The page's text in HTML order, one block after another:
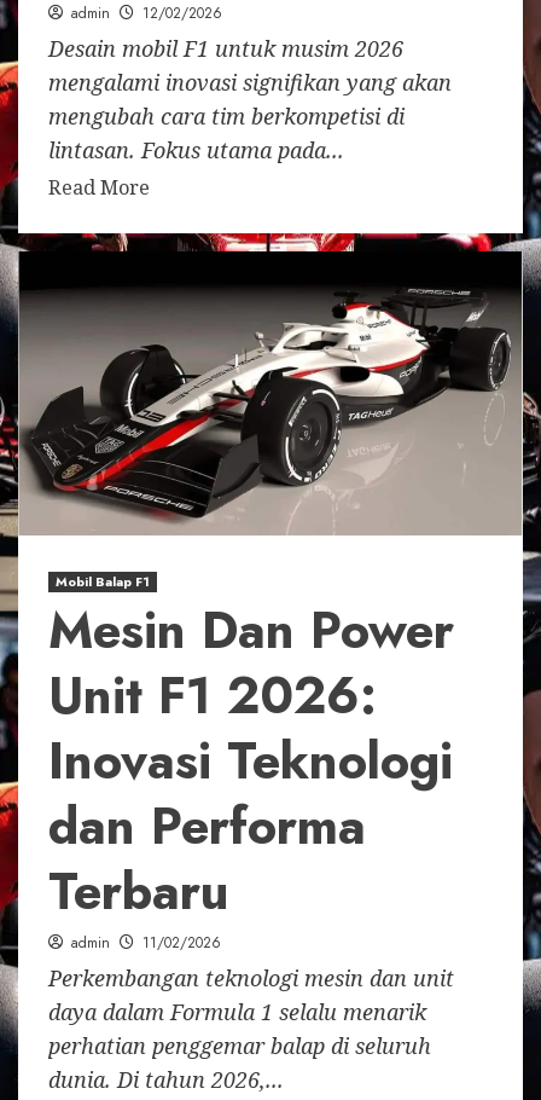
admin 12/02/2026
Desain mobil F1 untuk musim 2026
mengalami inovasi signifikan yang akan
mengubah cara tim berkompetisi di
lintasan. Fokus utama pada...
Read More
Mobil Balap F1
Mesin Dan Power
Unit F1 2026:
Inovasi Teknologi
dan Performa
Terbaru
admin 11/02/2026
Perkembangan teknologi mesin dan unit
daya dalam Formula 1 selalu menarik
perhatian penggemar balap di seluruh
dunia. Di tahun 2026,...